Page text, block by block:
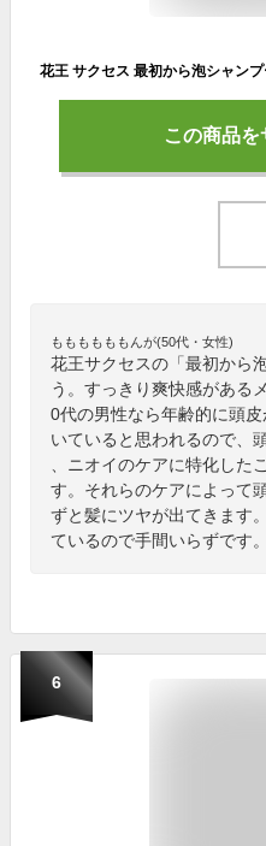
この商品
ももももももんが(50代・女性)
花王サクセスの「最初から
う。すっきり爽快感がある
0代の男性なら年齢的に頭
いていると思われるので、
、ニオイのケアに特化した
す。それらのケアによって
ずと髪にツヤが出てきます
ているので手間いらずです。
6